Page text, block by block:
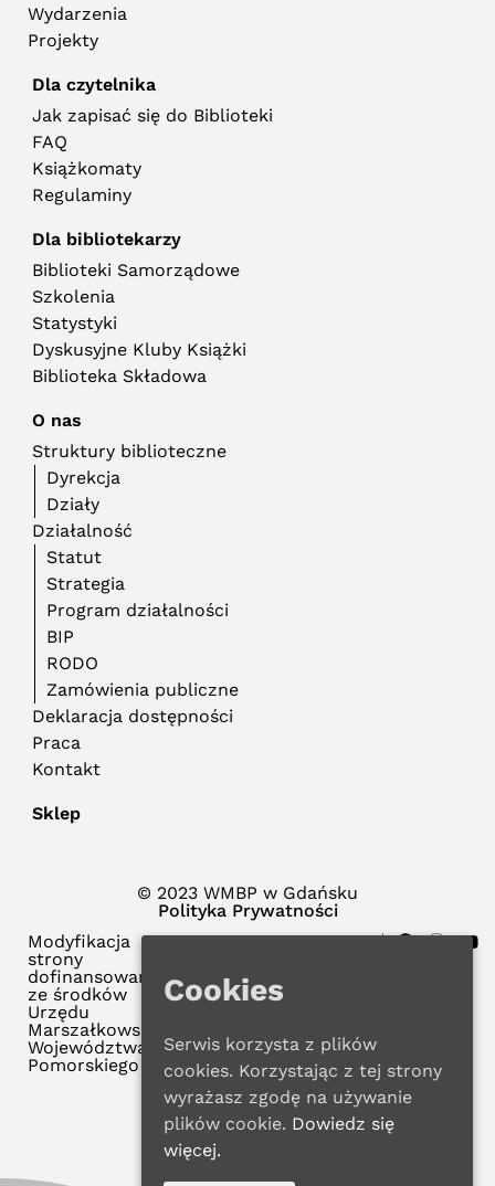
Wydarzenia
Projekty
Dla czytelnika
Jak zapisać się do Biblioteki
FAQ
Książkomaty
Regulaminy
Dla bibliotekarzy
Biblioteki Samorządowe
Szkolenia
Statystyki
Dyskusyjne Kluby Książki
Biblioteka Składowa
O nas
Struktury biblioteczne
Dyrekcja
Działy
Działalność
Statut
Strategia
Program działalności
BIP
RODO
Zamówienia publiczne
Deklaracja dostępności
Praca
Kontakt
Sklep
© 2023 WMBP w Gdańsku
Polityka Prywatności
Modyfikacja
strony
dofinansowana
ze środków
Urzędu
Marszałkowskiego
Województwa
Pomorskiego
Cookies
Serwis korzysta z plików
cookies. Korzystając z tej strony
wyrażasz zgodę na używanie
plików cookie. Dowiedz się
więcej.